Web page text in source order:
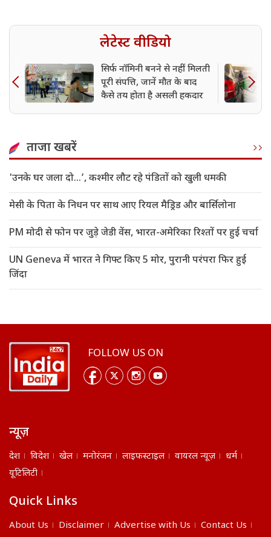
लेटेस्ट वीडियो
सिर्फ नॉमिनी बनने से नहीं मिलती
पूरी संपत्ति, जानें मौत के बाद
कैसे तय होता है असली हकदार
ताजा खबरें
'उनके घर जला दो…’, कश्मीर लौट रहे पंडितों को खुली धमकी
मेसी के पिता के निधन पर साथ आए रियल मैड्रिड और बार्सिलोना
PM मोदी से फोन पर जुड़े जेडी वेंस, भारत-अमेरिका रिश्तों पर हुई चर्चा
UN Geneva में भारत ने गिफ्ट किए 5 मोर, पुरानी परंपरा फिर हुई
जिंदा
FOLLOW US ON
न्यूज़
देश विदेश खेल मनोरंजन लाइफस्टाइल वायरल न्यूज़
धर्म
यूटिलिटी
Quick Links
About Us Disclaimer Advertise with Us Contact Us